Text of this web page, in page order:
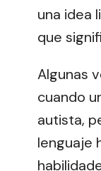
una idea
que
Algunas
cuando
autista,
lenguaje